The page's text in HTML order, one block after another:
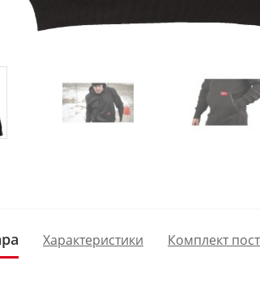
Характеристики Комплект